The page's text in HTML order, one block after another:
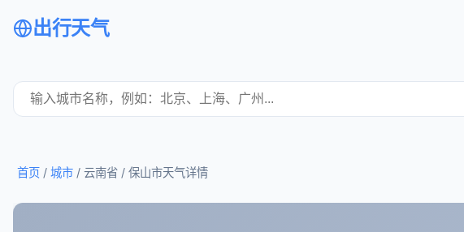
出行天气
首页 / 城市 / 云南省 / 保山市天气详情